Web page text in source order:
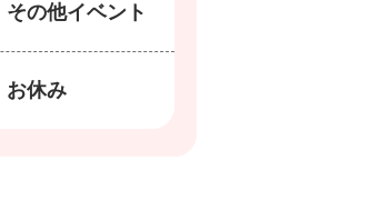
その他イベント
お休み